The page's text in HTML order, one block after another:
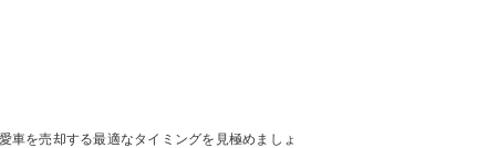
車を売却する最適なタイミングを見極めましょ